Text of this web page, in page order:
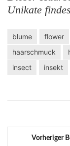
Unikate
blume flower
haarschmuck
insect
insekt
Vorheriger